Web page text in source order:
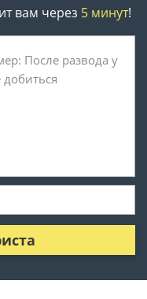
вам через 5 минут!